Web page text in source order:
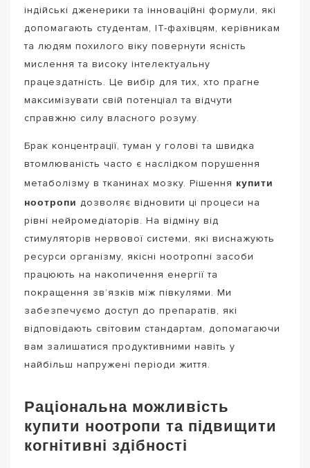
індійські дженерики та інноваційні формули, які
допомагають студентам, ІТ-фахівцям, керівникам
та людям похилого віку повернути ясність
мислення та високу інтелектуальну
працездатність. Це вибір для тих, хто прагне
максимізувати свій потенціал та відчути
справжню силу власного розуму.
Брак концентрації, туман у голові та швидка
втомлюваність часто є наслідком порушення
метаболізму в тканинах мозку. Рішення купити
ноотропи дозволяє відновити ці процеси на
рівні нейромедіаторів. На відміну від
стимуляторів нервової системи, які виснажують
ресурси організму, якісні ноотропні засоби
працюють на накопичення енергії та
покращення зв’язків між півкулями. Ми
забезпечуємо доступ до препаратів, які
відповідають світовим стандартам, допомагаючи
вам залишатися продуктивними навіть у
найбільш напружені періоди життя.
Раціональна можливість
купити ноотропи та підвищити
когнітивні здібності